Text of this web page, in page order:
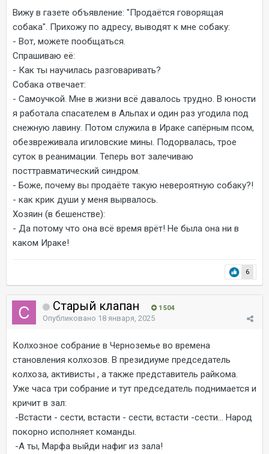
Вижу в газете объявление: "Продаётся говорящая
собака". Прихожу по адресу, выводят к мне собаку:
- Вот, можете пообщаться.
Спрашиваю её:
- Как ты научилась разговаривать?
Собака отвечает:
- Самоучкой. Мне в жизни всё давалось трудно. В юности
я работала спасателем в Альпах и один раз угодила под
снежную лавину. Потом служила в Ираке сапёрным псом,
обезвреживала игиловские мины. Подорвалась, трое
суток в реанимации. Теперь вот залечиваю
посттравматический синдром.
- Боже, почему вы продаёте такую невероятную собаку?!
- как крик души у меня вырвалось.
Хозяин (в бешенстве):
- Да потому что она всё время врёт! Не была она ни в
каком Ираке!
6
Старый клапан 1 504
Опубликовано 18 января, 2025
Колхозное собрание в Черноземье во времена
становления колхозов. В президиуме председатель
колхоза, активисты , а также представитель райкома.
Уже часа три собрание и тут председатель поднимается и
кричит в зал:
-Встасти - сести, встасти - сести, встасти -сести... Народ
покорно исполняет команды.
-А ты, Марфа выйди нафиг из зала!